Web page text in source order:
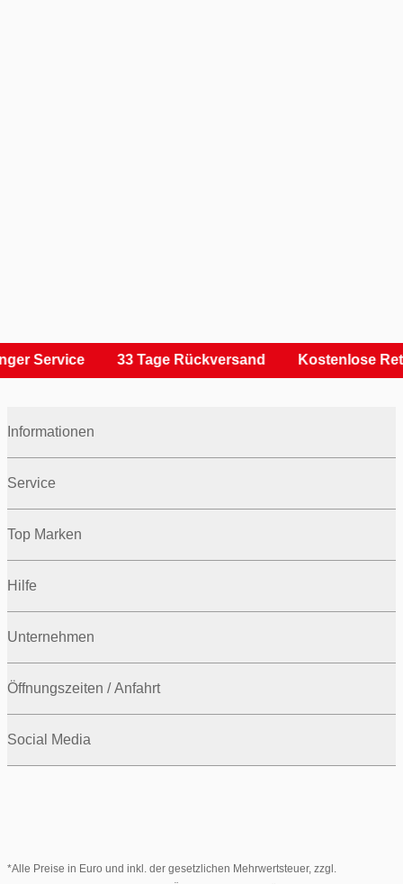
Service 33 Tage Rückversand Kostenlose
Informationen
Service
Top Marken
Hilfe
Unternehmen
Öffnungszeiten / Anfahrt
Social Media
*Alle Preise in Euro und inkl. der gesetzlichen Mehrwertsteuer, zzgl.